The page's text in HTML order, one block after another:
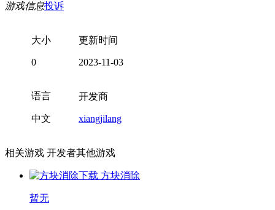
游戏信息投诉
大小
0
更新时间
2023-11-03
语言
中文
开发商
xiangjilang
相关游戏 开发者其他游戏
方块消除
暂无